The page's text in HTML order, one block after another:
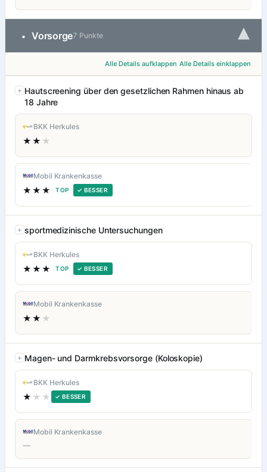
• Vorsorge7 Punkte ▾
Alle Details aufklappen Alle Details einklappen
Hautscreening über den gesetzlichen Rahmen hinaus ab
18 Jahre
BKK Herkules
★★ ★
Mobil Krankenkasse
★★★ TOP ✓ BESSER
sportmedizinische Untersuchungen
BKK Herkules
★★★ TOP ✓ BESSER
Mobil Krankenkasse
★★ ★
Magen- und Darmkrebsvorsorge (Koloskopie)
BKK Herkules
★ ★★ ✓ BESSER
Mobil Krankenkasse
—